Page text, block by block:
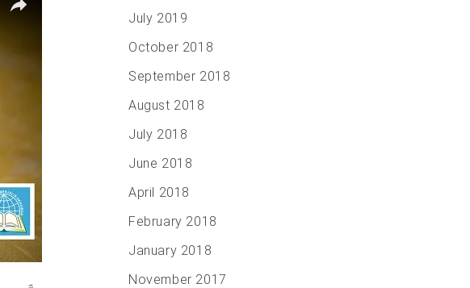
July 2019
October 2018
September 2018
August 2018
July 2018
June 2018
April 2018
February 2018
January 2018
November 2017